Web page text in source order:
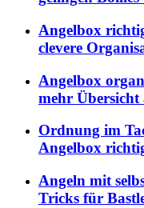
Angelbox
clevere
Angelbox
mehr Übersicht
Ordnung im
Angelbox
Angeln mit
Tricks für